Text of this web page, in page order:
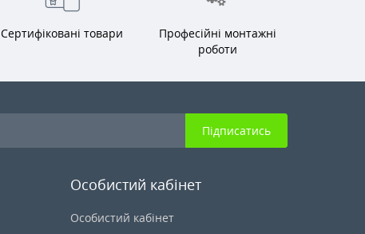
Сертифіковані товари
Професійні монтажні
роботи
Підписатись
Особистий кабінет
Особистий кабінет